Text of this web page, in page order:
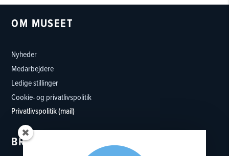
OM MUSEET
Nyheder
Medarbejdere
Ledige stillinger
Cookie- og privatlivspolitik
Privatlivspolitik (mail)
BRUG MUSEET